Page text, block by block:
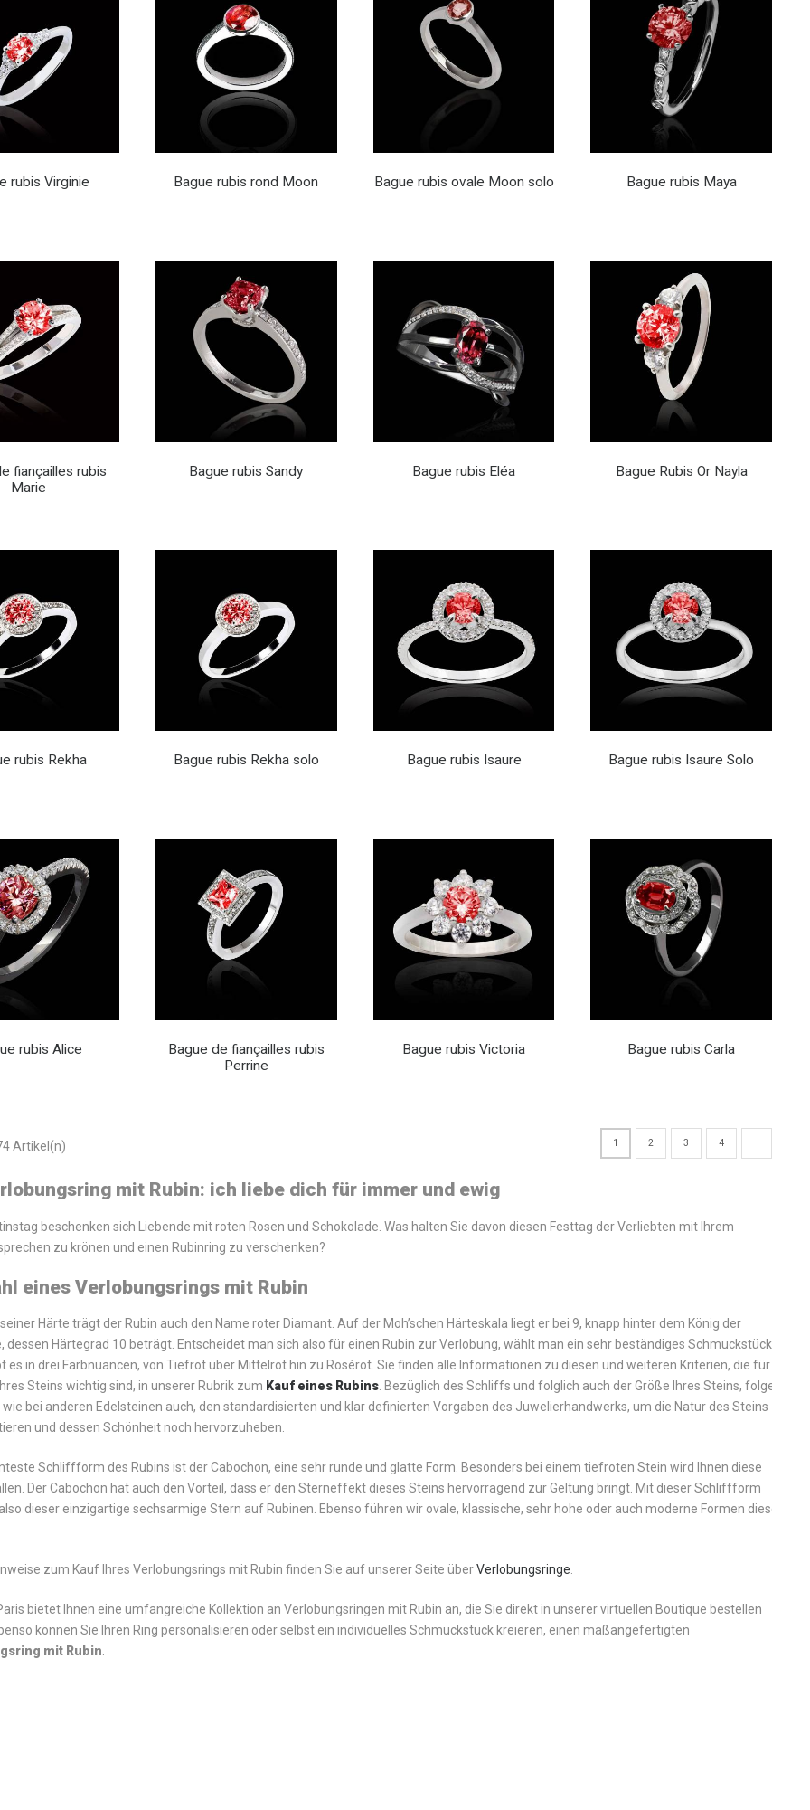
rubis Virginie Bague rubis rond Moon Bague rubis ovale Moon solo Bague rubis Maya
fiançailles rubis
Marie
Bague rubis Sandy Bague rubis Eléa Bague Rubis Or Nayla
rubis Rekha Bague rubis Rekha solo Bague rubis Isaure Bague rubis Isaure Solo
rubis Alice
Bague de fiançailles rubis
Perrine
Bague rubis Victoria Bague rubis Carla
Artikel(n) 1 2 3 4
mit Rubin: ich liebe dich für immer und ewig
beschenken sich Liebende mit roten Rosen und Schokolade. Was halten Sie davon diesen Festtag der Verliebten mit Ihrem
zu krönen und einen Rubinring zu verschenken?
eines Verlobungsrings mit Rubin
Härte trägt der Rubin auch den Name roter Diamant. Auf der Moh’schen Härteskala liegt er bei 9, knapp hinter dem König der
dessen Härtegrad 10 beträgt. Entscheidet man sich also für einen Rubin zur Verlobung, wählt man ein sehr beständiges Schmuckstück.
es in drei Farbnuancen, von Tiefrot über Mittelrot hin zu Rosérot. Sie finden alle Informationen zu diesen und weiteren Kriterien, die für
Steins wichtig sind, in unserer Rubrik zum Kauf eines Rubins. Bezüglich des Schliffs und folglich auch der Größe Ihres Steins, folgen
wie bei anderen Edelsteinen auch, den standardisierten und klar definierten Vorgaben des Juwelierhandwerks, um die Natur des Steins
und dessen Schönheit noch hervorzuheben.
Schliffform des Rubins ist der Cabochon, eine sehr runde und glatte Form. Besonders bei einem tiefroten Stein wird Ihnen diese
Der Cabochon hat auch den Vorteil, dass er den Sterneffekt dieses Steins hervorragend zur Geltung bringt. Mit dieser Schliffform
dieser einzigartige sechsarmige Stern auf Rubinen. Ebenso führen wir ovale, klassische, sehr hohe oder auch moderne Formen dieses
zum Kauf Ihres Verlobungsrings mit Rubin finden Sie auf unserer Seite überVerlobungsringe.
bietet Ihnen eine umfangreiche Kollektion an Verlobungsringen mit Rubin an, die Sie direkt in unserer virtuellen Boutique bestellen
können Sie Ihren Ring personalisieren oder selbst ein individuelles Schmuckstück kreieren, einen maßangefertigten
mit Rubin.